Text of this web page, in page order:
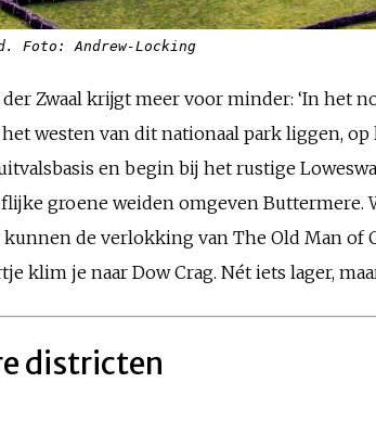
Foto: Andrew-Locking
Zwaal krijgt meer voor minder: ‘In het
het westen van dit nationaal park liggen,
en begin bij het rustige
groene weiden omgeven Buttermere.
de verlokking van The Old Man of
klim je naar Dow Crag. Nét iets lager,
districten